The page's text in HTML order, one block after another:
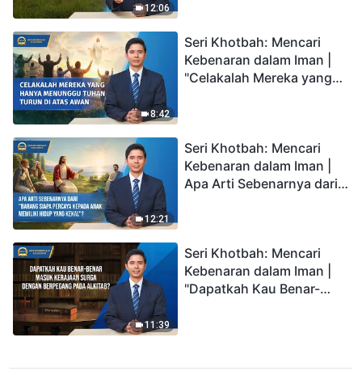
12:06
8:42
Seri Khotbah: Mencari
Kebenaran dalam Iman |
"Celakalah Mereka yang
12:21
Seri Khotbah: Mencari
Kebenaran dalam Iman |
Apa Arti Sebenarnya dari
11:39
Seri Khotbah: Mencari
Kebenaran dalam Iman |
"Dapatkah Kau Benar-